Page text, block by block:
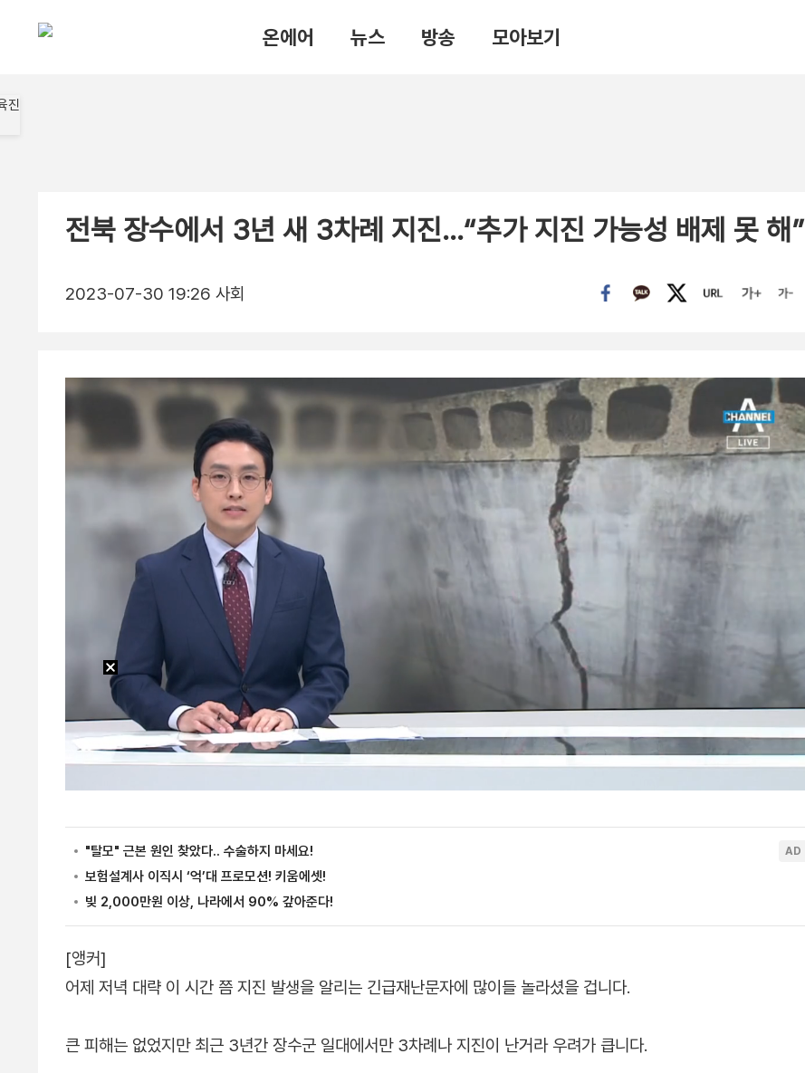
온에어 뉴스 방송 모아보기
전북 장수에서 3년 새 3차례 지진…“추가 지진 가능성 배제 못 해”
2023-07-30 19:26 사회
[앵커]
어제 저녁 대략 이 시간 쯤 지진 발생을 알리는 긴급재난문자에 많이들 놀라셨을 겁니다.
큰 피해는 없었지만 최근 3년간 장수군 일대에서만 3차례나 지진이 난거라 우려가 큽니다.